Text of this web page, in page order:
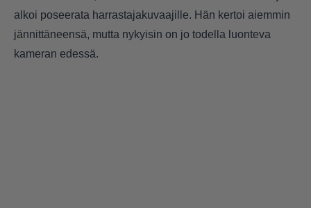
alkoi poseerata harrastajakuvaajille. Hän kertoi aiemmin
jännittäneensä, mutta nykyisin on jo todella luonteva
kameran edessä.